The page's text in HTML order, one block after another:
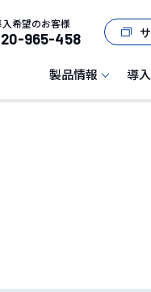
希望のお客様
965-458
製品情報 導